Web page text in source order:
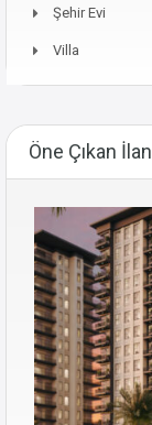
Şehir Evi
Villa
Öne Çıkan